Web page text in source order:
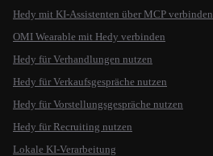
Hedy mit KI-Assistenten über MCP verbinden
OMI Wearable mit Hedy verbinden
Hedy für Verhandlungen nutzen
Hedy für Verkaufsgespräche nutzen
Hedy für Vorstellungsgespräche nutzen
Hedy für Recruiting nutzen
Lokale KI-Verarbeitung